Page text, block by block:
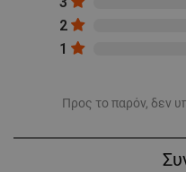
2
1
Προς το παρόν, δεν